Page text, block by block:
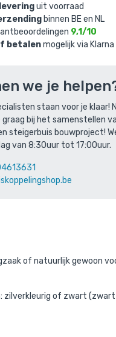
uit voorraad
binnen BE en NL
9,1/10
betalenmogelijk via Klarna
we je
staan voor je
graag bij het samenstellen
steigerbuis bouwproject!
van 8:30uur tot 17:00uur.
of natuurlijk gewoon
zilverkleurig of zwart
winkelmandje